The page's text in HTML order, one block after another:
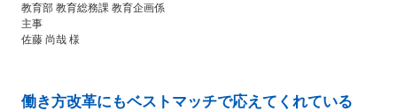
教育部 教育総務課 教育企画係
主事
佐藤 尚哉 様
働き方改革にもベストマッチで応えてくれている